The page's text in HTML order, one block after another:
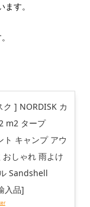
す。
ク ] NORDISK カ
m2 タープ
ト キャンプ アウ
おしゃれ 雨よけ
Sandshell
入品]